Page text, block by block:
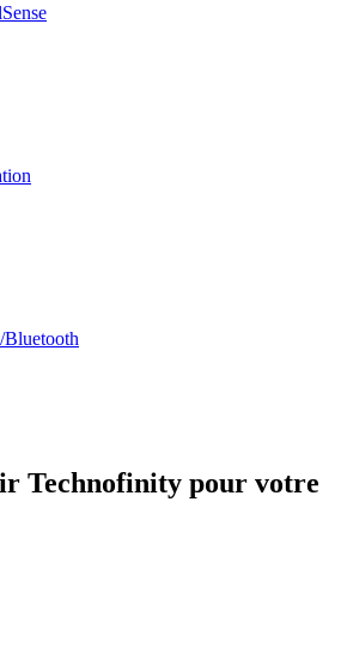
Bluetooth
Technofinity pour votre